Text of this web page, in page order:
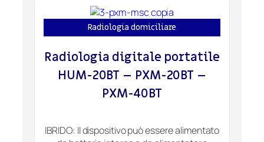
Radiologia domiciliare
Radiologia digitale portatile
HUM-20BT – PXM-20BT –
PXM-40BT
IBRIDO: Il dispositivo può essere alimentato